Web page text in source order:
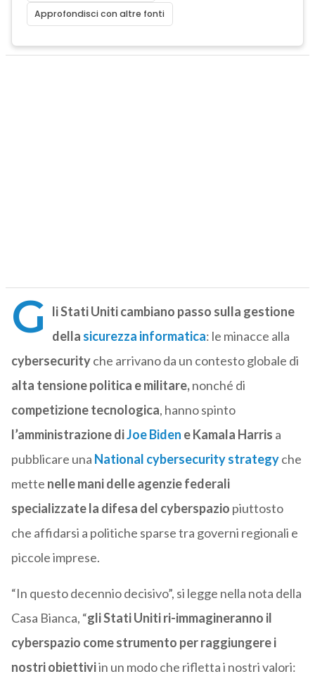
Approfondisci con altre fonti
G li Stati Uniti cambiano passo sulla gestione
della sicurezza informatica: le minacce alla
cybersecurityche arrivano da un contesto globale di
alta tensione politica e militare,nonché di
competizione tecnologica, hanno spinto
l’amministrazione diJoe Biden e Kamala Harris a
pubblicare una National cybersecurity strategyche
mette nelle mani delle agenzie federali
specializzate la difesa del cyberspazio piuttosto
che affidarsi a politiche sparse tra governi regionali e
piccole imprese.
“In questo decennio decisivo”, si legge nella nota della
Casa Bianca, “gli Stati Uniti ri-immagineranno il
cyberspazio come strumento per raggiungere i
nostri obiettiviin un modo che rifletta i nostri valori: